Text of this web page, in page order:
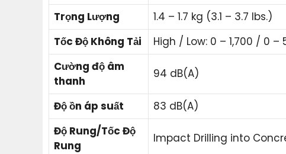
Trọng Lượng
1.4 – 1.7 kg (3.1 – 3.7 lbs.)
Tốc Độ Không Tải
High / Low: 0 – 1,700 / 0 –
Cường độ âm
thanh
94 dB(A)
Độ ồn áp suất
83 dB(A)
Độ Rung/Tốc Độ
Rung
Impact Drilling into